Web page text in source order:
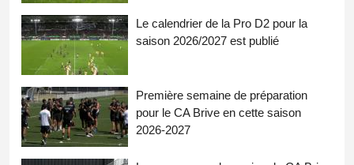
Le calendrier de la Pro D2 pour la
saison 2026/2027 est publié
Première semaine de préparation
pour le CA Brive en cette saison
2026-2027